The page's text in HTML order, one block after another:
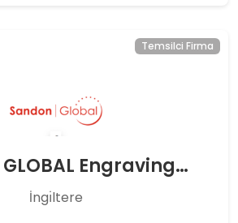
Temsilci Firma
SANDON GLOBAL Engraving Tecnology
İngı̇ltere